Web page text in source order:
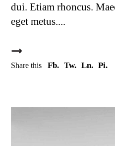
dui. Etiam rhoncus.
eget metus.
Share this Fb. Tw. Ln. Pi.